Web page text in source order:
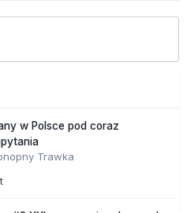
w Polsce pod coraz
Trawka